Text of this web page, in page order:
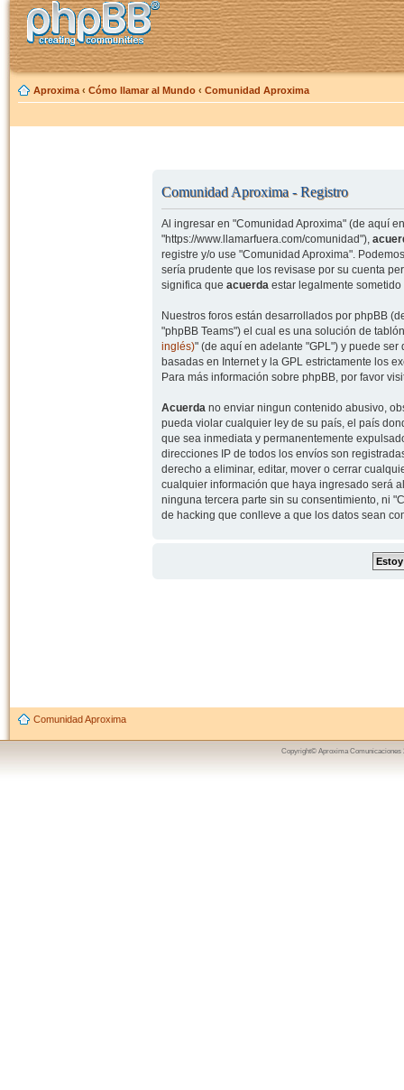
Aproxima ‹ Cómo llamar al Mundo ‹ Comunidad Aproxima
Comunidad Aproxima - Registro
Al ingresar en "Comunidad Aproxima" (de aquí
"https://www.llamarfuera.com/comunidad"),
registre y/o use "Comunidad Aproxima".
sería prudente que los revisase por su cuenta
significa que acuerdaestar legalmente sometido
Nuestros foros están desarrollados por phpBB
"phpBB Teams") el cual es una solución de
inglés)" (de aquí en adelante "GPL") y puede
basadas en Internet y la GPL estrictamente los
Para más información sobre phpBB, por favor
Acuerdano enviar ningun contenido abusivo,
pueda violar cualquier ley de su país, el país
que sea inmediata y permanentemente
direcciones IP de todos los envíos son
derecho a eliminar, editar, mover o cerrar
cualquier información que haya ingresado será
ninguna tercera parte sin su consentimiento, ni
de hacking que conlleve a que los datos sean
Comunidad Aproxima
Copyright© Aproxima Comunicaciones